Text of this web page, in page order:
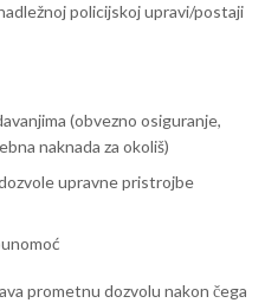
policijskoj upravi/postaji
(obvezno osiguranje,
naknada za okoliš)
upravne pristrojbe
prometnu dozvolu nakon čega